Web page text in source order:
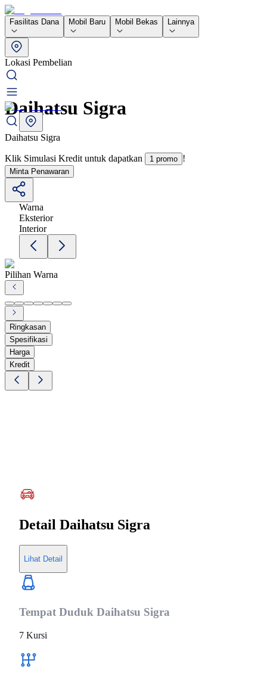
Fasilitas Dana Mobil Baru Mobil Bekas Lainnya
Lokasi Pembelian
Daihatsu Sigra
Daihatsu Sigra
Klik Simulasi Kredit untuk dapatkan 1 promo !
Minta Penawaran
Warna
Eksterior
Interior
Pilihan Warna
Ringkasan
Spesifikasi
Harga
Kredit
Detail Daihatsu Sigra
Lihat Detail
Tempat Duduk Daihatsu Sigra
7 Kursi